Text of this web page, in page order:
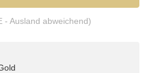
- Ausland abweichend)